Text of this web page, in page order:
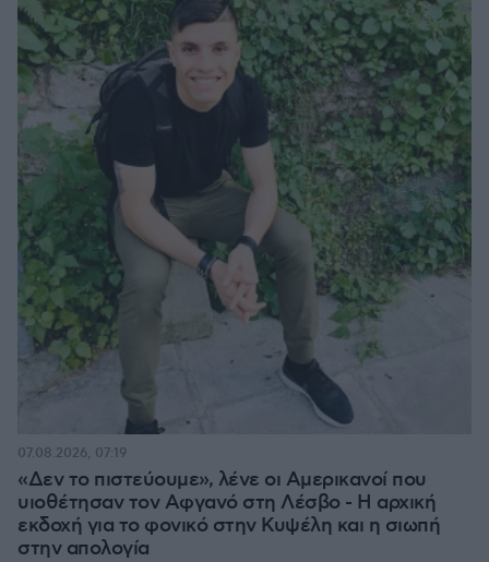
«Δεν το πιστεύουμε», λένε οι Αμερικανοί που
υιοθέτησαν τον Αφγανό στη Λέσβο - Η αρχική
εκδοχή για το φονικό στην Κυψέλη και η σιωπή
στην απολογία
07.08.2026, 07:19